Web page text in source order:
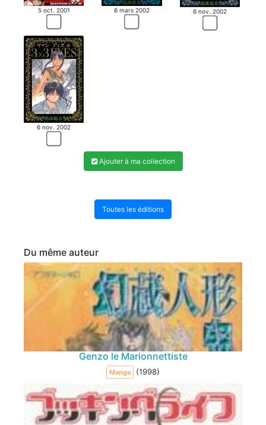
5 oct. 2001 6 mars 2002 6 nov. 2002
6 nov. 2002
Ajouter à ma collection
Toutes les éditions
Du même auteur
Genzo le Marionnettiste
Manga (1998)